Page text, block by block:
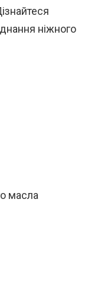
ніжного
масла